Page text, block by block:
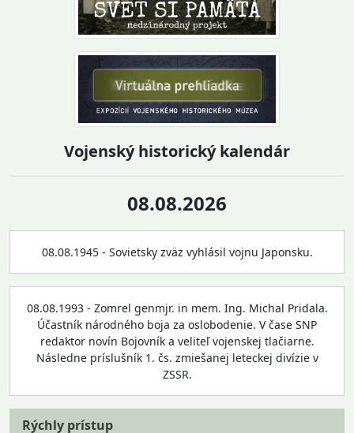
Vojenský historický kalendár
08.08.2026
08.08.1945 - Sovietsky zväz vyhlásil vojnu Japonsku.
08.08.1993 - Zomrel genmjr. in mem. Ing. Michal Pridala.
Účastník národného boja za oslobodenie. V čase SNP
redaktor novín Bojovník a veliteľ vojenskej tlačiarne.
Následne príslušník 1. čs. zmiešanej leteckej divízie v
ZSSR.
Rýchly prístup